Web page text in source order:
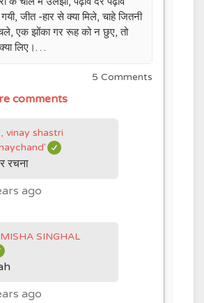
जीत -हार से क्या मिले, चाहे जितनी
एक झोंका गर रूह को न छुए, तो
लिए।…
5 Comments
comments
vinay shastri
रचना
ago
SINGHAL
ago